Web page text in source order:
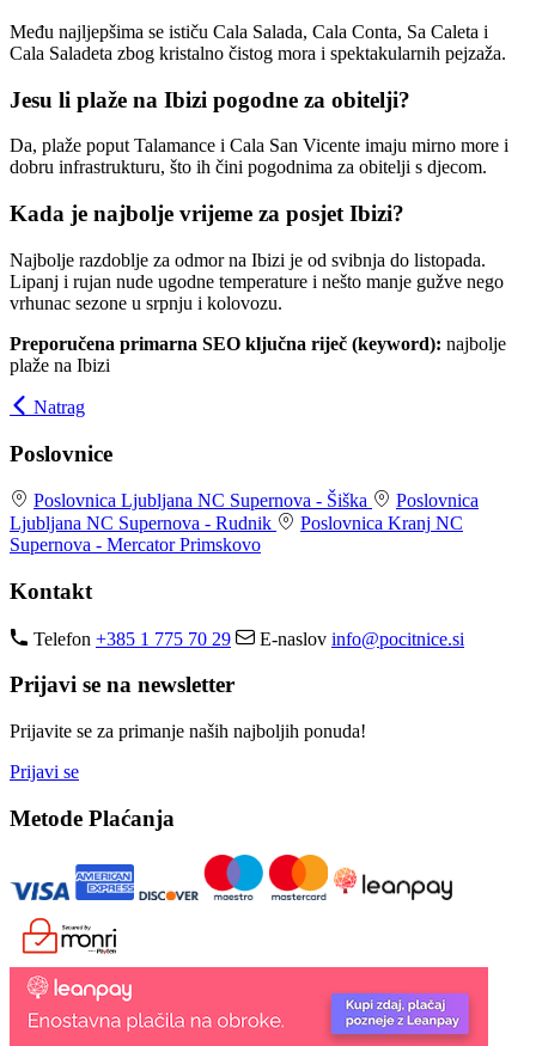
Među najljepšima se ističu Cala Salada, Cala Conta, Sa Caleta i
Cala Saladeta zbog kristalno čistog mora i spektakularnih pejzaža.
Jesu li plaže na Ibizi pogodne za obitelji?
Da, plaže poput Talamance i Cala San Vicente imaju mirno more i
dobru infrastrukturu, što ih čini pogodnima za obitelji s djecom.
Kada je najbolje vrijeme za posjet Ibizi?
Najbolje razdoblje za odmor na Ibizi je od svibnja do listopada.
Lipanj i rujan nude ugodne temperature i nešto manje gužve nego
vrhunac sezone u srpnju i kolovozu.
Preporučena primarna SEO ključna riječ (keyword): najbolje
plaže na Ibizi
Natrag
Poslovnice
Poslovnica Ljubljana NC Supernova - Šiška
Poslovnica
Ljubljana NC Supernova - Rudnik Poslovnica Kranj NC
Supernova - Mercator Primskovo
Kontakt
Telefon +385 1 775 70 29 E-naslov info@pocitnice.si
Prijavi se na newsletter
Prijavite se za primanje naših najboljih ponuda!
Prijavi se
Metode Plaćanja